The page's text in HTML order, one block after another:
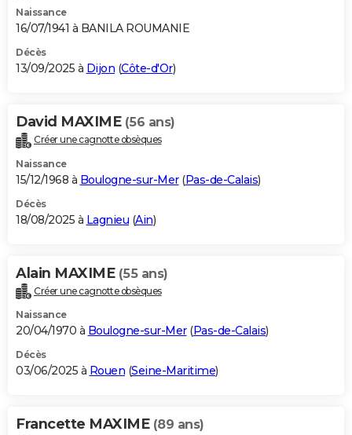
Naissance
16/07/1941 à BANILA ROUMANIE
Décès
13/09/2025 à Dijon (Côte-d'Or)
David MAXIME (56 ans)
Créer une cagnotte obsèques
Naissance
15/12/1968 à Boulogne-sur-Mer(Pas-de-Calais)
Décès
18/08/2025 à Lagnieu (Ain)
Alain MAXIME (55 ans)
Créer une cagnotte obsèques
Naissance
20/04/1970 à Boulogne-sur-Mer(Pas-de-Calais)
Décès
03/06/2025 à Rouen (Seine-Maritime)
Francette MAXIME (89 ans)